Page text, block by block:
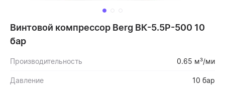
Винтовой компрессор Berg ВК-5.5Р-500 10
бар
Производительность 0.65 м³/ми
Давление 10 бар